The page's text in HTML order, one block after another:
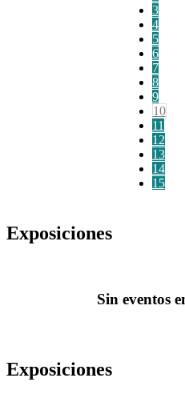
3
4
5
6
7
8
9
10
11
12
13
14
15
Exposiciones
Sin eventos
Exposiciones